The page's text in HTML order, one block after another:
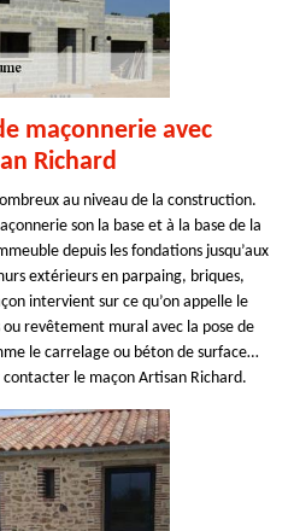
maçonnerie avec
Richard
au niveau de la construction.
son la base et à la base de la
depuis les fondations jusqu’aux
extérieurs en parpaing, briques,
intervient sur ce qu’on appelle le
revêtement mural avec la pose de
le carrelage ou béton de surface…
le maçon Artisan Richard.